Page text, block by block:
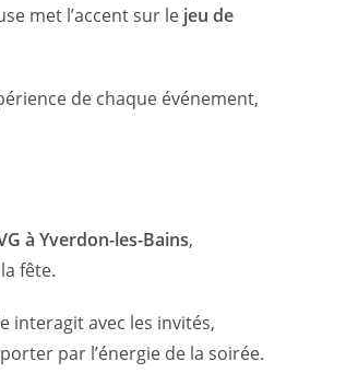
met l’accent sur le jeu de
de chaque événement,
à Yverdon-les-Bains,
fête.
interagit avec les invités,
par l’énergie de la soirée.